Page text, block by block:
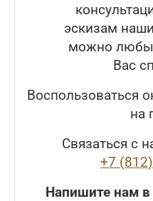
эскизам
можно
Вас
Воспользоваться
на
Связаться с
+7
Напишите нам